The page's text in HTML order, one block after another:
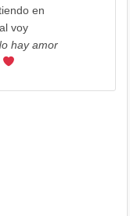
en
voy
hay amor